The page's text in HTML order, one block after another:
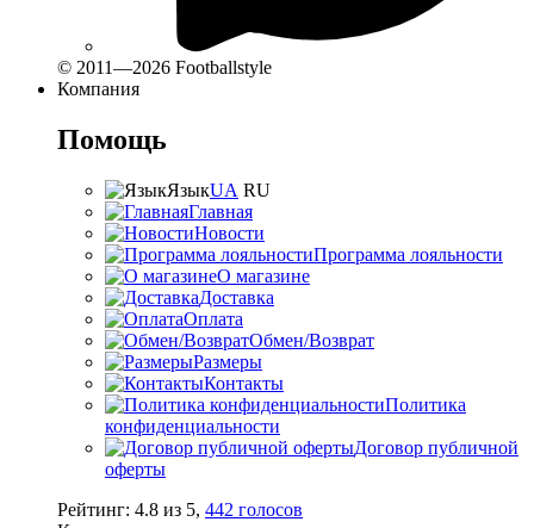
© 2011—2026 Footballstyle
Компания
Помощь
ЯзыкUA RU
Главная
Новости
Программа лояльности
О магазине
Доставка
Оплата
Обмен/Возврат
Размеры
Контакты
Политика
конфиденциальности
Договор публичной
оферты
Рейтинг: 4.8 из 5, 442 голосов